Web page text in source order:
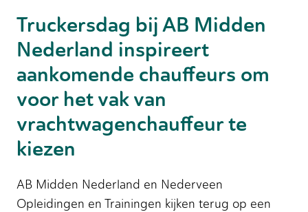
Truckersdag bij AB Midden
Nederland inspireert
aankomende chauffeurs om
voor het vak van
vrachtwagenchauffeur te
kiezen
AB Midden Nederland en Nederveen
Opleidingen en Trainingen kijken terug op een